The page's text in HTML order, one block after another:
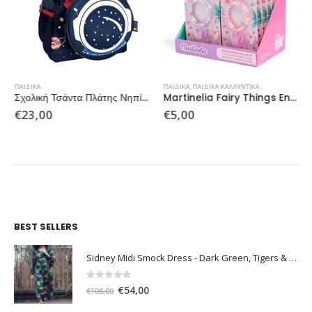
ΠΑΙΔΙΚΆ
Σχολική Τσάντα Πλάτης Νηπίου Must Team Space 1
€23,00
ΠΑΙΔΙΚΆ,ΠΑΙΔΙΚΆ ΚΑΛΛΥΝΤΙΚΆ
Martinelia Fairy Things Enchanted Bracelet Lip Gloss Strawberry
€5,00
BEST SELLERS
Sidney Midi Smock Dress - Dark Green, Tigers & Palms D1169
€108,00 Original
€54,00Η